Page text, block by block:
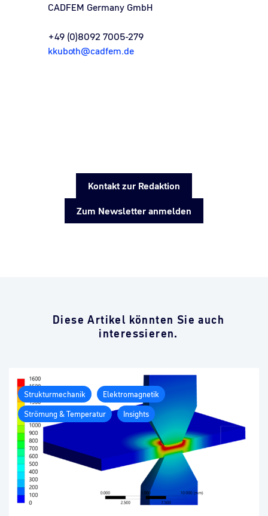
CADFEM Germany GmbH
+49 (0)8092 7005-279
kkuboth@cadfem.de
Kontakt zur Redaktion
Zum Newsletter anmelden
Diese Artikel könnten Sie auch
interessieren.
Strukturmechanik
Elektromagnetik
Strömung & Temperatur
Insights